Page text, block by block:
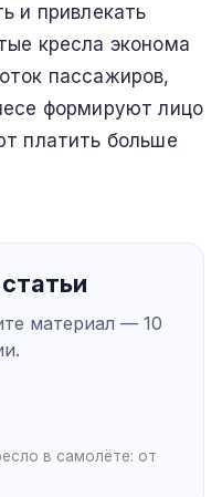
и привлекать
кресла эконома
пассажиров,
формируют лицо
платить больше
материал — 10
в самолёте: от